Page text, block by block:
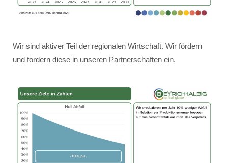
Wir sind aktiver Teil der regionalen Wirtschaft. Wir fördern
und fordern diese in unseren Partnerschaften ein.